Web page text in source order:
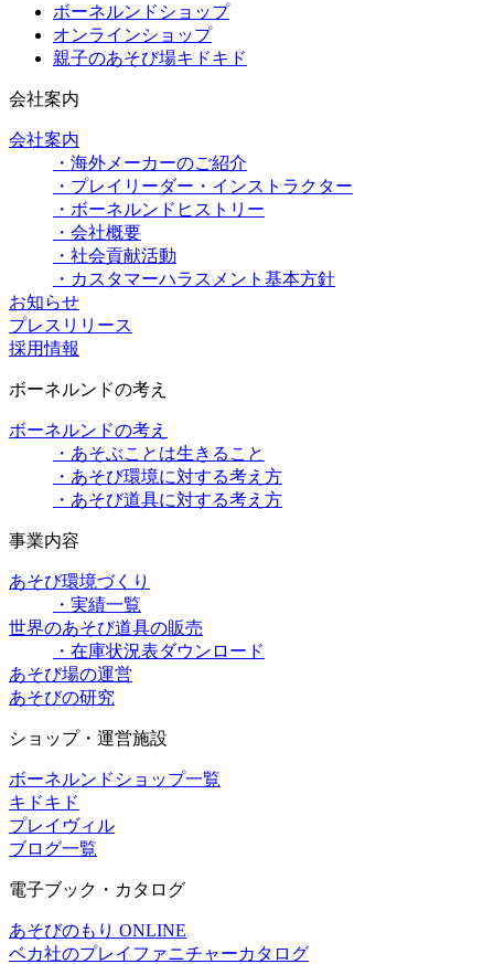
ボーネルンドショップ
オンラインショップ
親子のあそび場キドキド
会社案内
会社案内
・海外メーカーのご紹介
・プレイリーダー・インストラクター
・ボーネルンドヒストリー
・会社概要
・社会貢献活動
・カスタマーハラスメント基本方針
お知らせ
プレスリリース
採用情報
ボーネルンドの考え
ボーネルンドの考え
・あそぶことは生きること
・あそび環境に対する考え方
・あそび道具に対する考え方
事業内容
あそび環境づくり
・実績一覧
世界のあそび道具の販売
・在庫状況表ダウンロード
あそび場の運営
あそびの研究
ショップ・運営施設
ボーネルンドショップ一覧
キドキド
プレイヴィル
ブログ一覧
電子ブック・カタログ
あそびのもり ONLINE
ベカ社のプレイファニチャーカタログ